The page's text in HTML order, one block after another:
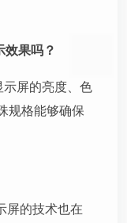
效果吗？
屏的亮度、色
规格能够确保
屏的技术也在